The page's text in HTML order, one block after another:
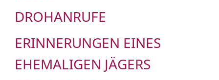
DROHANRUFE
ERINNERUNGEN EINES
EHEMALIGEN JÄGERS